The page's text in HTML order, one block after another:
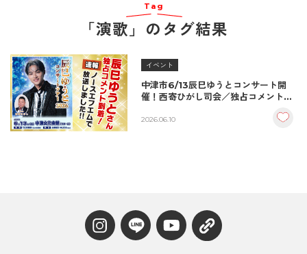
Tag
「演歌」のタグ結果
イベント
中津市6/13辰巳ゆうとコンサート開
催！西寄ひがし司会／独占コメント
2026.06.10